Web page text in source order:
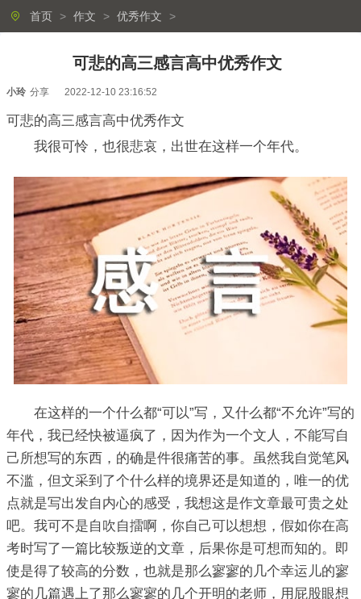
首页 > 作文 > 优秀作文 >
可悲的高三感言高中优秀作文
小玲 分享 2022-12-10 23:16:52
可悲的高三感言高中优秀作文
我很可怜，也很悲哀，出世在这样一个年代。
在这样的一个什么都“可以”写，又什么都“不允许”写的
年代，我已经快被逼疯了，因为作为一个文人，不能写自
己所想写的东西，的确是件很痛苦的事。虽然我自觉笔风
不滥，但文采到了个什么样的境界还是知道的，唯一的优
点就是写出发自内心的感受，我想这是作文章最可贵之处
吧。我可不是自吹自擂啊，你自己可以想想，假如你在高
考时写了一篇比较叛逆的文章，后果你是可想而知的。即
使是得了较高的分数，也就是那么寥寥的几个幸运儿的寥
寥的几篇遇上了那么寥寥的几个开明的老师，用屁股眼想